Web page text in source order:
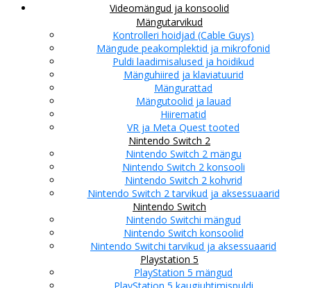
Videomängud ja konsoolid
Mängutarvikud
Kontrolleri hoidjad (Cable Guys)
Mängude peakomplektid ja mikrofonid
Puldi laadimisalused ja hoidikud
Mänguhiired ja klaviatuurid
Mängurattad
Mängutoolid ja lauad
Hiirematid
VR ja Meta Quest tooted
Nintendo Switch 2
Nintendo Switch 2 mängu
Nintendo Switch 2 konsooli
Nintendo Switch 2 kohvrid
Nintendo Switch 2 tarvikud ja aksessuaarid
Nintendo Switch
Nintendo Switchi mängud
Nintendo Switch konsoolid
Nintendo Switchi tarvikud ja aksessuaarid
Playstation 5
PlayStation 5 mängud
PlayStation 5 kaugjuhtimispuldi